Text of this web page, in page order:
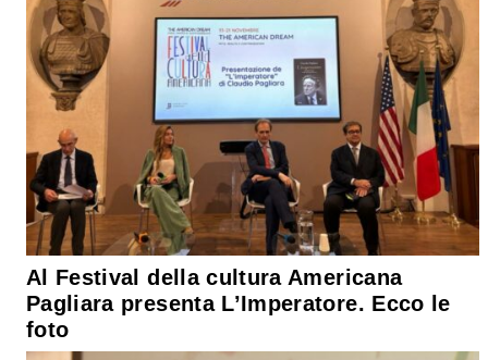
Al Festival della cultura Americana
Pagliara presenta L’Imperatore. Ecco le
foto